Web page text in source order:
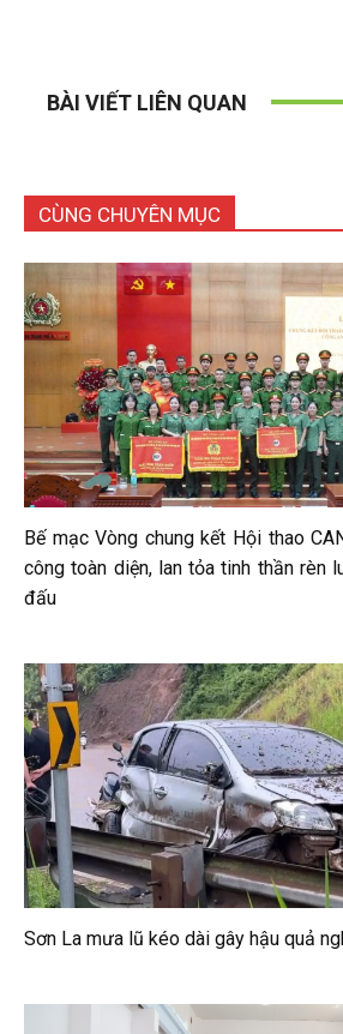
BÀI VIẾT LIÊN QUAN
CÙNG CHUYÊN MỤC
Bế mạc Vòng chung kết Hội thao
công toàn diện, lan tỏa tinh thần rèn
đấu
Sơn La mưa lũ kéo dài gây hậu quả